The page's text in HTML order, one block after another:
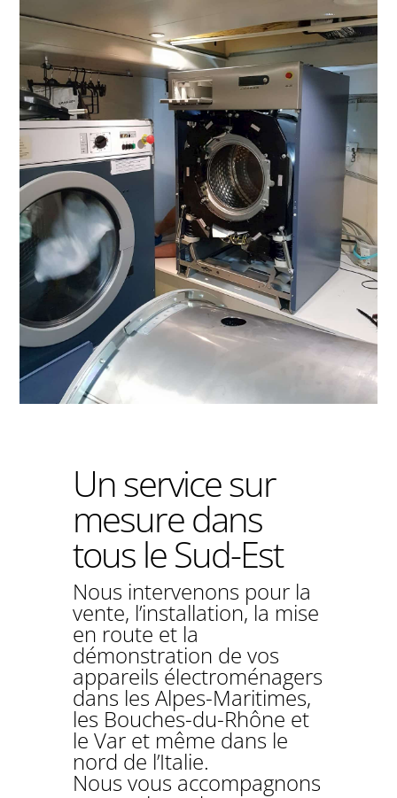
Un service sur
mesure dans
tous le Sud-Est
Nous intervenons pour la
vente, l’installation, la mise
en route et la
démonstration de vos
appareils électroménagers
dans les Alpes-Maritimes,
les Bouches-du-Rhône et
le Var et même dans le
nord de l’Italie.
Nous vous accompagnons